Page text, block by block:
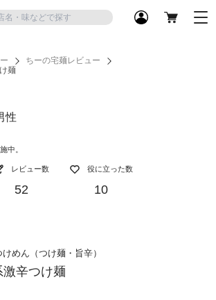
ちーの宅麺レビュー
麺
性
中。
レビュー数
52
役に立った数
10
めん（つけ麺・旨辛）
辛つけ麺